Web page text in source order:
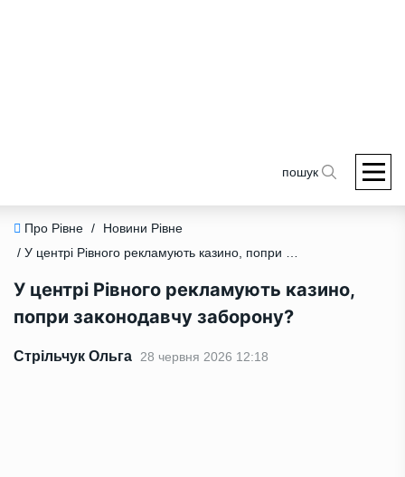
пошук
Про Рівне /
Новини Рівне
/ У центрі Рівного рекламують казино, попри законодавчу заборону?
У центрі Рівного рекламують казино,
попри законодавчу заборону?
Стрільчук Ольга 28 червня 2026 12:18